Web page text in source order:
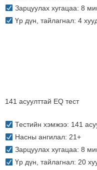
Зарцуулах хугацаа: 8
Үр дүн, тайлагнал: 4
141 асуулттай EQ тест
Тестийн хэмжээ: 141
Насны ангилал: 21+
Зарцуулах хугацаа: 8
Үр дүн, тайлагнал: 20